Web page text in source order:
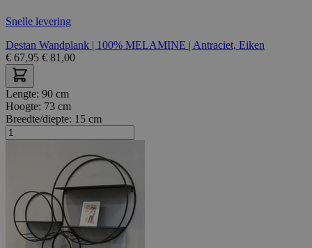
Snelle levering
Destan Wandplank | 100% MELAMINE | Antraciet, Eiken
€ 67,95 € 81,00
Lengte: 90 cm
Hoogte: 73 cm
Breedte/diepte: 15 cm